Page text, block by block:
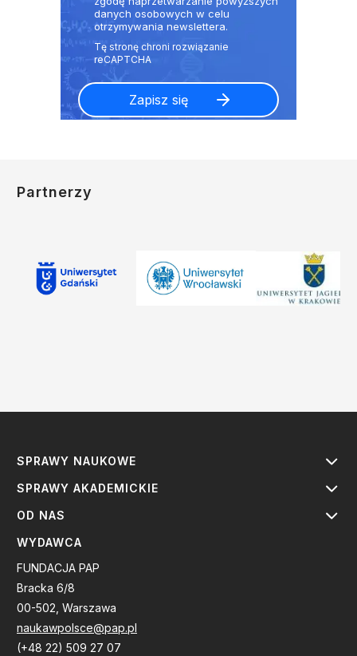
danych osobowych w celu
otrzymywania newslettera.
Partnerzy
SPRAWY NAUKOWE
SPRAWY AKADEMICKIE
OD NAS
WYDAWCA
FUNDACJA PAP
Bracka 6/8
00-502, Warszawa
naukawpolsce@pap.pl
(+48 22) 509 27 07